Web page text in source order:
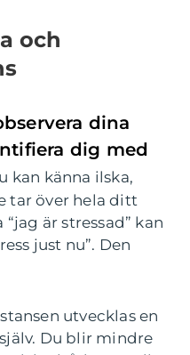
och
dina
dig med
kan känna ilska,
tar över hela ditt
är stressad” kan
just nu”. Den
utvecklas en
Du blir mindre